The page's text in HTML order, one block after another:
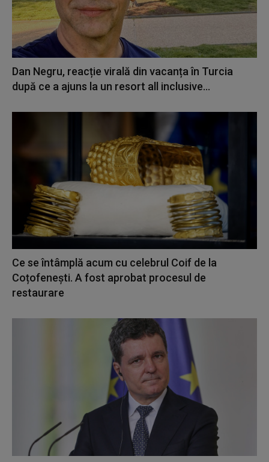
Dan Negru, reacție virală din vacanța în Turcia
după ce a ajuns la un resort all inclusive...
Ce se întâmplă acum cu celebrul Coif de la
Coțofenești. A fost aprobat procesul de
restaurare